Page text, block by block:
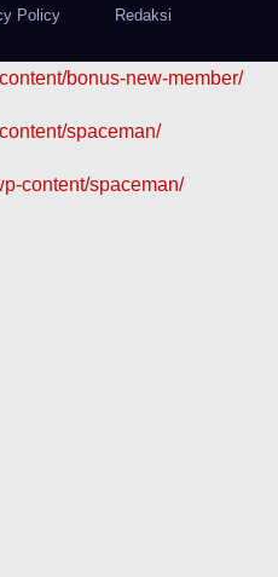
Policy Redaksi
bonus-new-member/
spaceman/
content/spaceman/